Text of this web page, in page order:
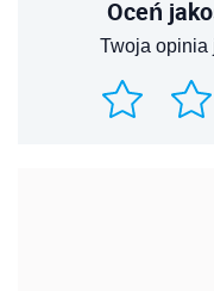
Oceń
Twoja opinia